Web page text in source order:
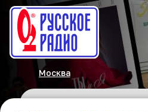
Москва